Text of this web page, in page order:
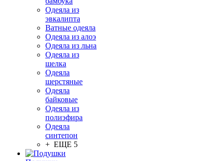
Одеяла из
эвкалипта
Ватные одеяла
Одеяла из алоэ
Одеяла из льна
Одеяла из
шелка
Одеяла
шерстяные
Одеяла
байковые
Одеяла из
полиэфира
Одеяла
синтепон
+ ЕЩЕ 5